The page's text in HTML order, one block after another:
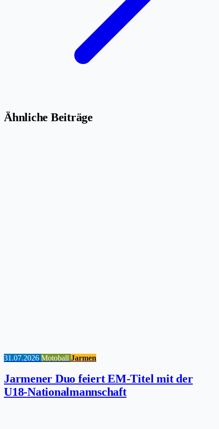
Ähnliche Beiträge
31.07.2026 Motoball Jarmen
Jarmener Duo feiert EM-Titel mit der
U18-Nationalmannschaft